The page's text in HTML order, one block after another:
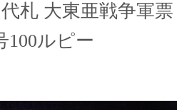
札 大東亜戦争軍票
100ルピー